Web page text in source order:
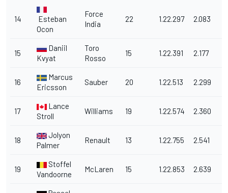
14
Esteban
Ocon
Force
India
22 1.22.297 2.083
15
Daniil
Kvyat
Toro
Rosso
15 1.22.391 2.177
16
Marcus
Ericsson
Sauber 20 1.22.513 2.299
17
Lance
Stroll
Williams 19 1.22.574 2.360
18
Jolyon
Palmer
Renault 13 1.22.755 2.541
19
Stoffel
Vandoorne
McLaren 15 1.22.853 2.639